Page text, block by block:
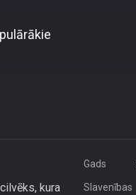
kura
Gads
Slavenības